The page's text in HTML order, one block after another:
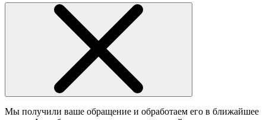
Мы получили ваше обращение и обработаем его в ближайшее